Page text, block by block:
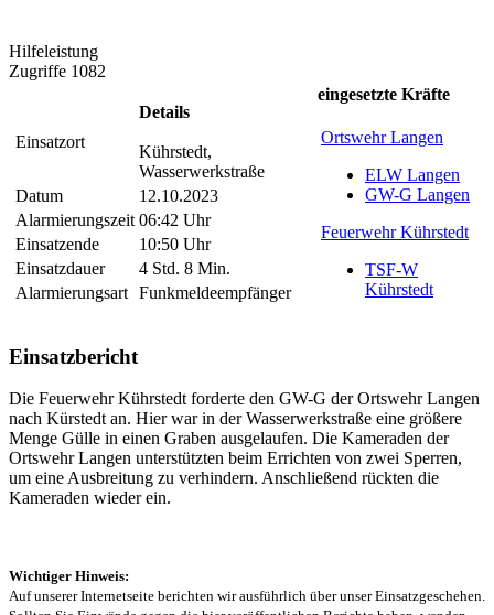
Hilfeleistung
Zugriffe 1082
Einsatzort
Details
Kührstedt,
Wasserwerkstraße
Datum
12.10.2023
Alarmierungszeit 06:42 Uhr
Einsatzende
10:50 Uhr
Einsatzdauer
4 Std. 8 Min.
Alarmierungsart Funkmeldeempfänger
eingesetzte Kräfte
Ortswehr Langen
ELW Langen
GW-G Langen
Feuerwehr Kührstedt
TSF-W
Kührstedt
Einsatzbericht
Die Feuerwehr Kührstedt forderte den GW-G der Ortswehr Langen
nach Kürstedt an. Hier war in der Wasserwerkstraße eine größere
Menge Gülle in einen Graben ausgelaufen. Die Kameraden der
Ortswehr Langen unterstützten beim Errichten von zwei Sperren,
um eine Ausbreitung zu verhindern. Anschließend rückten die
Kameraden wieder ein.
Wichtiger Hinweis:
Auf unserer Internetseite berichten wir ausführlich über unser Einsatzgeschehen.